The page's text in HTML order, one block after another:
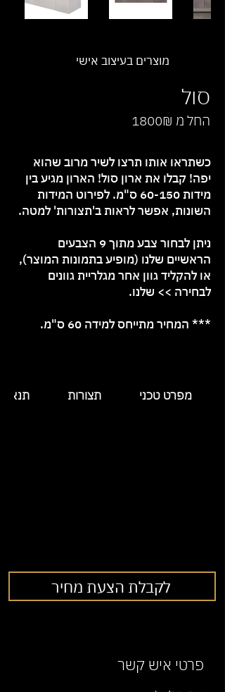
מוצרים בעיצוב אישי
סול
החל מ 1800₪
כשתראו אותו תרצו לשיר מרוב שהוא
יפה! קבלו את ארון סול! הארון מגיע בין
מידות 60-150 ס"מ. לפירוט המידות
השונות, אפשר לראות ב'תצורות' למטה.
ניתן לבחור צבע מתוך 9 הצבעים
הראשיים שלנו (מופיע בתמונות המוצר),
או להקליד גוון אחר מגלריית גוונים
לבחירה >> שלנו.
*** המחיר מתייחס למידה 60 ס"מ.
מפרט טכני תצורות
לקבלת הצעת מחיר
פרטי איש קשר